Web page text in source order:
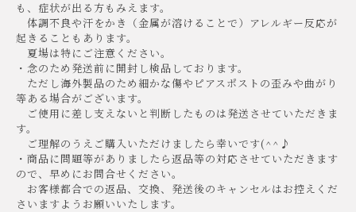
も、症状が出る方もみえます。
体調不良や汗をかき（金属が溶けることで）アレルギー反応が
起きることもあります。
夏場は特にご注意ください。
・念のため発送前に開封し検品しております。
ただし海外製品のため細かな傷やピアスポストの歪みや曲がり
等ある場合がございます。
ご使用に差し支えないと判断したものは発送させていただきま
す。
ご理解のうえご購入いただけましたら幸いです(^^♪
・商品に問題等がありましたら返品等の対応させていただきます
ので、早めにお問合せください。
お客様都合での返品、交換、発送後のキャンセルはお控えくだ
さいますようお願いいたします。